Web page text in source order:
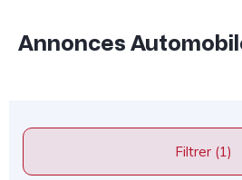
Annonces
Filtrer (1)